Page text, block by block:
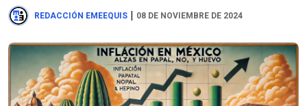
REDACCIÓN EMEEQUIS | 08 DE NOVIEMBRE DE 2024